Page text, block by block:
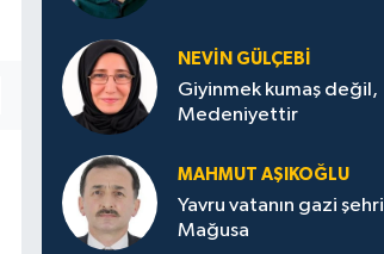
NEVİN GÜLÇEBİ
Giyinmek kumaş değil,
Medeniyettir
MAHMUT AŞIKOĞLU
Yavru vatanın gazi şehri
Mağusa